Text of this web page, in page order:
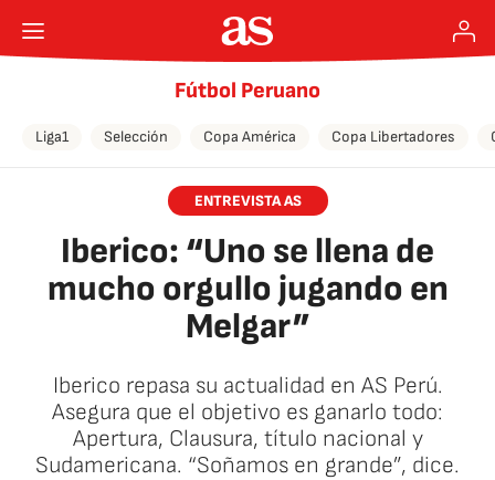
Fútbol Peruano
Liga1 Selección Copa América Copa Libertadores
ENTREVISTA AS
Iberico: “Uno se llena de
mucho orgullo jugando en
Melgar”
Iberico repasa su actualidad en AS Perú.
Asegura que el objetivo es ganarlo todo:
Apertura, Clausura, título nacional y
Sudamericana. “Soñamos en grande”, dice.